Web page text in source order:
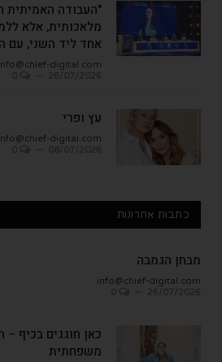
"העבודה האמיתית
מלאכותית, אלא
אחד ליד השני, עם
digital.com
עץ ופרי
digital.com
כתבות אחרונות
מבחן הגמבה
info@chief-digital.com
כאן חוגגים בכיף –
משפחתית